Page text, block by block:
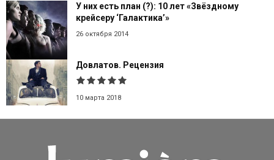
У них есть план (?): 10 лет «Звёздному
крейсеру ‘Галактика’»
26 октября 2014
Довлатов. Рецензия
10 марта 2018